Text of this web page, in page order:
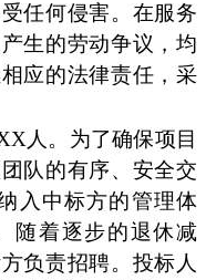
任何侵害。在服务
生的劳动争议，均
应的法律责任，采
人。为了确保项目
队的有序、安全交
入中标方的管理体
随着逐步的退休减
负责招聘。投标人